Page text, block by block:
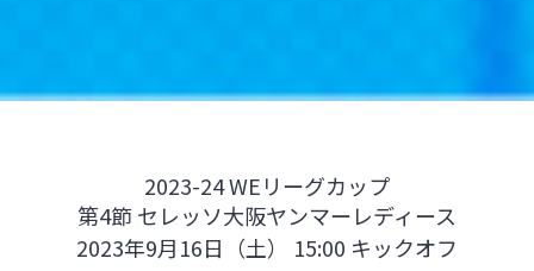
2023-24 WEリーグカップ
第4節 セレッソ大阪ヤンマーレディース
2023年9月16日（土） 15:00 キックオフ